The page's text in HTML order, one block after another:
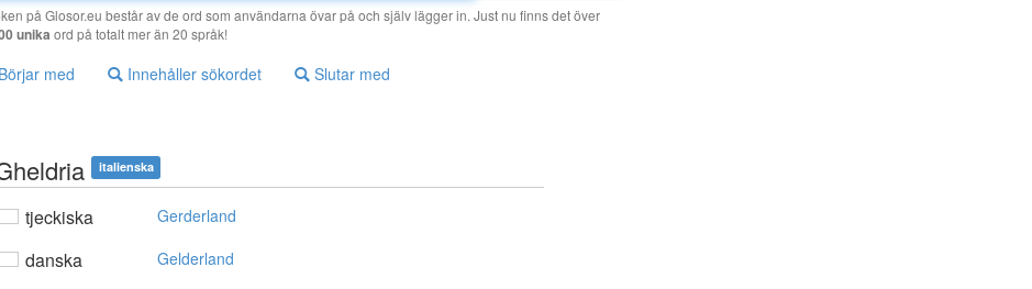
på Glosor.eu består av de ord som användarna övar på och själv lägger in. Just nu finns det över
unika ord på totalt mer än 20 språk!
Börjar med Innehåller sökordet Slutar med
italienska
tjeckiska Gerderland
danska Gelderland